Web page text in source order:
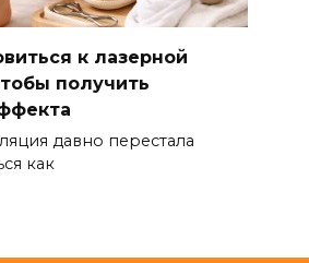
к лазерной
получить
давно перестала
как